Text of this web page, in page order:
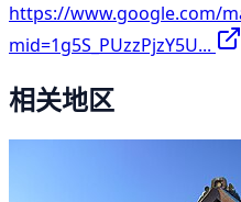
https://www.google.com/
mid=1g5S_PUzzPjzY5U...
相关地区